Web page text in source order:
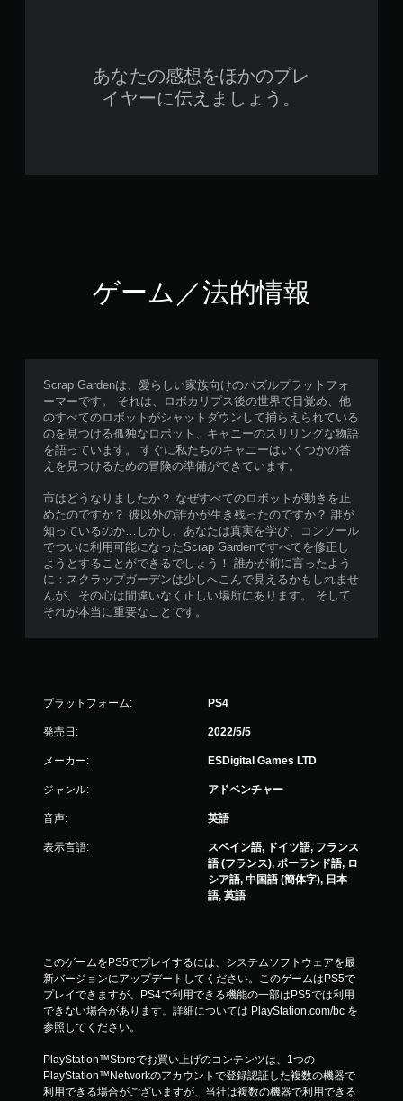
あなたの感想をほかのプレ
イヤーに伝えましょう。
ゲーム／法的情報
Scrap Gardenは、愛らしい家族向けのパズルプラットフォ
ーマーです。 それは、ロボカリプス後の世界で目覚め、他
のすべてのロボットがシャットダウンして捕らえられている
のを見つける孤独なロボット、キャニーのスリリングな物語
を語っています。 すぐに私たちのキャニーはいくつかの答
えを見つけるための冒険の準備ができています。
市はどうなりましたか？ なぜすべてのロボットが動きを止
めたのですか？ 彼以外の誰かが生き残ったのですか？ 誰が
知っているのか…しかし、あなたは真実を学び、コンソール
でついに利用可能になったScrap Gardenですべてを修正し
ようとすることができるでしょう！ 誰かが前に言ったよう
に：スクラップガーデンは少しへこんで見えるかもしれませ
んが、その心は間違いなく正しい場所にあります。 そして
それが本当に重要なことです。
プラットフォーム: PS4
発売日: 2022/5/5
メーカー: ESDigital Games LTD
ジャンル: アドベンチャー
音声: 英語
表示言語:
スペイン語, ドイツ語, フランス
語 (フランス), ポーランド語, ロ
シア語, 中国語 (簡体字), 日本
語, 英語
このゲームをPS5でプレイするには、システムソフトウェアを最
新バージョンにアップデートしてください。このゲームはPS5で
プレイできますが、PS4で利用できる機能の一部はPS5では利用
できない場合があります。詳細については PlayStation.com/bc を
参照してください。
PlayStation™Storeでお買い上げのコンテンツは、1つの
PlayStation™Networkのアカウントで登録認証した複数の機器で
利用できる場合がございますが、当社は複数の機器で利用できる